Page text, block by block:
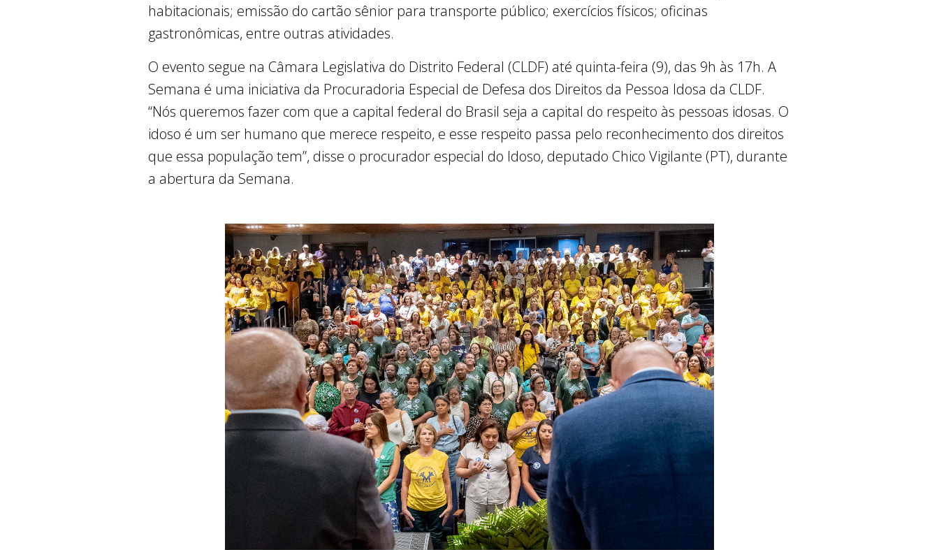
habitacionais; emissão do cartão sênior para transporte público; exercícios físicos; oficinas
gastronômicas, entre outras atividades.
O evento segue na Câmara Legislativa do Distrito Federal (CLDF) até quinta-feira (9), das 9h às 17h. A
Semana é uma iniciativa da Procuradoria Especial de Defesa dos Direitos da Pessoa Idosa da CLDF.
“Nós queremos fazer com que a capital federal do Brasil seja a capital do respeito às pessoas idosas. O
idoso é um ser humano que merece respeito, e esse respeito passa pelo reconhecimento dos direitos
que essa população tem”, disse o procurador especial do Idoso, deputado Chico Vigilante (PT), durante
a abertura da Semana.